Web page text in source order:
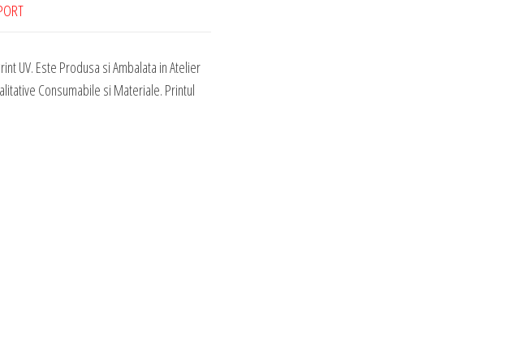
UV. Este Produsa si Ambalata in Atelier
Consumabile si Materiale. Printul